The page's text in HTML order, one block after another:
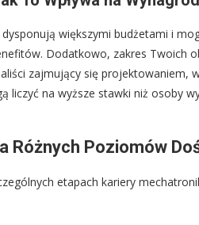
większymi budżetami i
Dodatkowo, zakres Twoich
zajmujący się projektowaniem,
liczyć na wyższe stawki niż osoby
Różnych Poziomów
etapach kariery